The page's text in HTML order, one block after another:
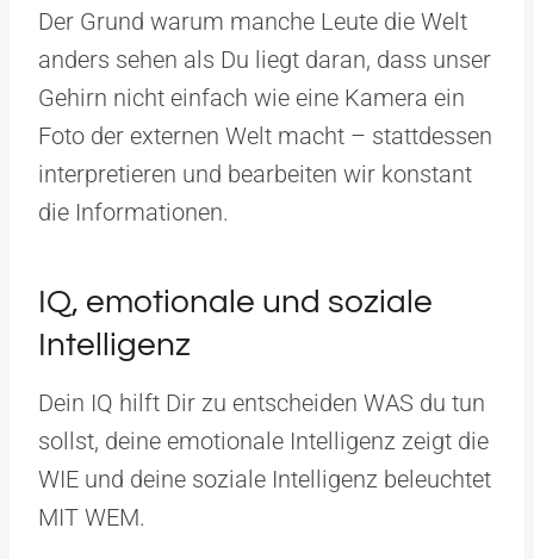
Der Grund warum manche Leute die Welt
anders sehen als Du liegt daran, dass unser
Gehirn nicht einfach wie eine Kamera ein
Foto der externen Welt macht – stattdessen
interpretieren und bearbeiten wir konstant
die Informationen.
IQ, emotionale und soziale
Intelligenz
Dein IQ hilft Dir zu entscheiden WAS du tun
sollst, deine emotionale Intelligenz zeigt die
WIE und deine soziale Intelligenz beleuchtet
MIT WEM.